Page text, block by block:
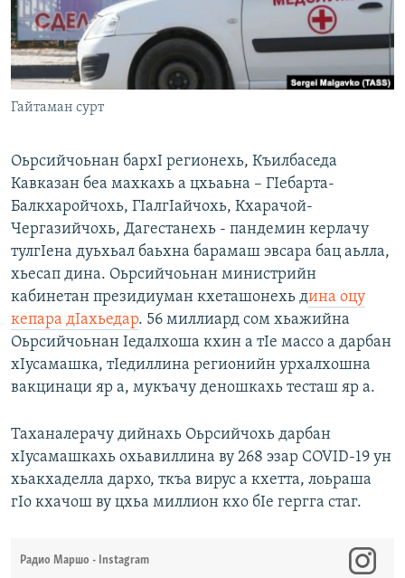
Гайтаман сурт
Оьрсийчоьнан бархI регионехь, Къилбаседа
Кавказан беа махкахь а цхьаьна – ГIебарта-
Балкхаройчохь, ГIалгIайчохь, Кхарачой-
Чергазийчохь, Дагестанехь - пандемин керлачу
тулгIена дуьхьал баьхна барамаш эвсара бац аьлла,
хьесап дина. Оьрсийчоьнан министрийн
кабинетан президиуман кхеташонехь дина оцу
кепара дIахьедар. 56 миллиард сом хьажийна
Оьрсийчоьнан Iедалхоша кхин а тIе массо а дарбан
хIусамашка, тIедиллина регионийн урхалхошна
вакцинаци яр а, мукъачу деношкахь тесташ яр а.
Таханалерачу дийнахь Оьрсийчохь дарбан
хIусамашкахь охьавиллина ву 268 эзар COVID-19 ун
хьакхаделла дархо, ткъа вирус а кхетта, лоьраша
гIо кхачош ву цхьа миллион кхо бIе гергга стаг.
Радио Маршо - Instagram